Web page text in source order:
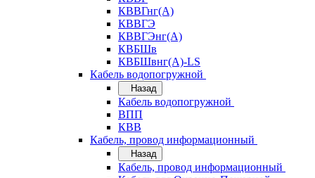
КВВГнг(А)
КВВГЭ
КВВГЭнг(А)
КВБШв
КВБШвнг(А)-LS
Кабель водопогружной
Назад
Кабель водопогружной
ВПП
КВВ
Кабель, провод информационный
Назад
Кабель, провод информационный